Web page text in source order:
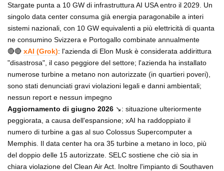
Stargate punta a 10 GW di infrastruttura AI USA entro il 2029. Un
singolo data center consuma già energia paragonabile a interi
sistemi nazionali, con 10 GW equivalenti a più elettricità di quanta
ne consumino Svizzera e Portogallo combinate annualmente
🔴🔴 xAI (Grok): l'azienda di Elon Musk è considerata addirittura
"disastrosa", il caso peggiore del settore; l'azienda ha installato
numerose turbine a metano non autorizzate (in quartieri poveri),
sono stati denunciati gravi violazioni legali e danni ambientali;
nessun report e nessun impegno
Aggiornamento di giugno 2026 ↘️: situazione ulteriormente
peggiorata, a causa dell'espansione; xAI ha raddoppiato il
numero di turbine a gas al suo Colossus Supercomputer a
Memphis. Il data center ha ora 35 turbine a metano in loco, più
del doppio delle 15 autorizzate. SELC sostiene che ciò sia in
chiara violazione del Clean Air Act. Inoltre l'impianto di Southaven